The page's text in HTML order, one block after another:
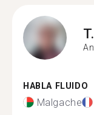
T.
HABLA FLUIDO
Malgache